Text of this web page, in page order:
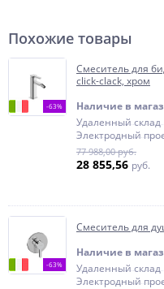
Похожие товары
-63%
Смеситель для
click-clack, хром
Наличие в
Удаленный склад
Электродный
77 988,00 руб.
28 855,56 руб.
-63%
Смеситель для
Наличие в
Удаленный склад
Электродный